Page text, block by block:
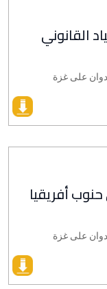
القانوني
على غزة
أفريقيا
على غزة